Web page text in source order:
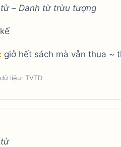
– Danh từ trừu tượng
giở hết sách mà vẫn thua ~
liệu: TVTD